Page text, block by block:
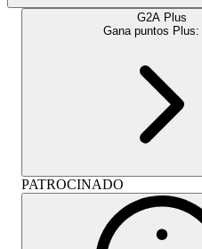
G2A Plus
Gana puntos Plus:
PATROCINADO